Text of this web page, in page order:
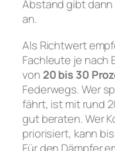
Abstand gibt
an.
Als Richtwert
Fachleute je nach
von 20 bis 30
Federwegs. Wer
fährt, ist mit rund
gut beraten. Wer
priorisiert, kann
Für den Dämpfer